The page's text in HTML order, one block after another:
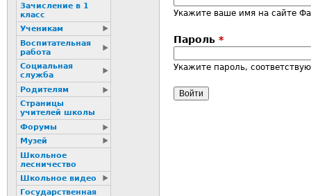
Укажите ваше имя на сайте
Пароль *
Укажите пароль,
Зачисление в 1
класс
Ученикам
Воспитательная
работа
Социальная
служба
Родителям
Страницы
учителей школы
Форумы
Музей
Школьное
лесничество
Школьное видео
Государственная